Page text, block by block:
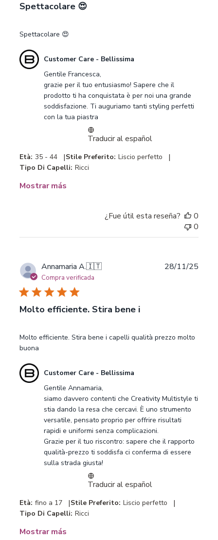
Spettacolare 😍
Spettacolare 😍
Comentarios
del
propietario
por
Customer
Care
Customer Care - Bellissima
Gentile Francesca,
grazie per il tuo entusiasmo! Sapere che il
prodotto ti ha conquistata è per noi una grande
soddisfazione. Ti auguriamo tanti styling perfetti
con la tua piastra
Età: 35 - 44 |Stile Preferito: Liscio perfetto |
Tipo Di Capelli: Ricci
Mostrar más
Traducir al español
¿Fue útil esta reseña?
0
0
Annamaria A.🇮🇹
Compra verificada
Molto efficiente. Stira bene i
Molto efficiente. Stira bene i capelli qualità prezzo molto
buona
Comentarios
del
propietario
revisión
realizada
-
Bellissima
sobre
Customer Care - Bellissima
Gentile Annamaria,
siamo davvero contenti che Creativity Multistyle ti
stia dando la resa che cercavi. È uno strumento
versatile, pensato proprio per offrire risultati
rapidi e uniformi senza complicazioni.
Grazie per il tuo riscontro: sapere che il rapporto
qualità-prezzo ti soddisfa ci conferma di essere
sulla strada giusta!
Età: fino a 17 |Stile Preferito: Liscio perfetto |
Tipo Di Capelli: Ricci
Mostrar más
Traducir al español
Fecha
28/11/25